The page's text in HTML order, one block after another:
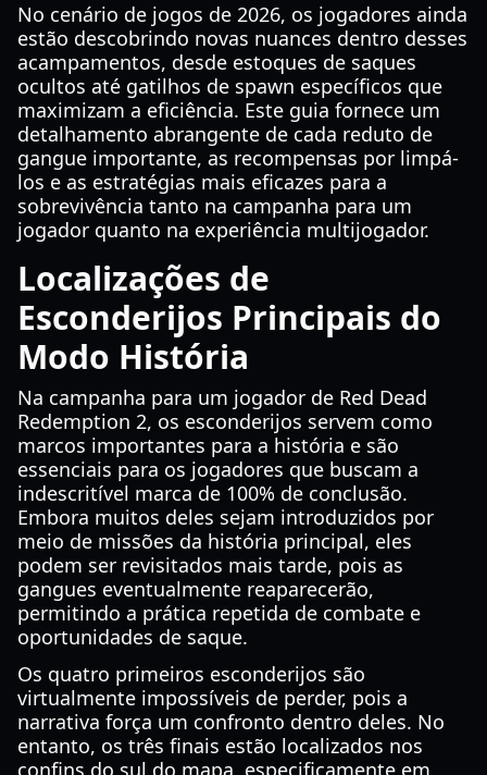
No cenário de jogos de 2026, os jogadores ainda
estão descobrindo novas nuances dentro desses
acampamentos, desde estoques de saques
ocultos até gatilhos de spawn específicos que
maximizam a eficiência. Este guia fornece um
detalhamento abrangente de cada reduto de
gangue importante, as recompensas por limpá-
los e as estratégias mais eficazes para a
sobrevivência tanto na campanha para um
jogador quanto na experiência multijogador.
Localizações de
Esconderijos Principais do
Modo História
Na campanha para um jogador de Red Dead
Redemption 2, os esconderijos servem como
marcos importantes para a história e são
essenciais para os jogadores que buscam a
indescritível marca de 100% de conclusão.
Embora muitos deles sejam introduzidos por
meio de missões da história principal, eles
podem ser revisitados mais tarde, pois as
gangues eventualmente reaparecerão,
permitindo a prática repetida de combate e
oportunidades de saque.
Os quatro primeiros esconderijos são
virtualmente impossíveis de perder, pois a
narrativa força um confronto dentro deles. No
entanto, os três finais estão localizados nos
confins do sul do mapa, especificamente em